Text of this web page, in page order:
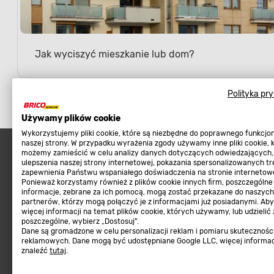
Polityka
Używamy plików cookie
Wykorzystujemy pliki cookie, które są niezbędne do poprawnego
naszej strony. W przypadku wyrażenia zgody używamy inne pliki cookie,
możemy zamieścić w celu analizy danych dotyczących odwiedzających,
ulepszenia naszej strony internetowej, pokazania spersonalizowanych
zapewnienia Państwu wspaniałego doświadczenia na stronie
Ponieważ korzystamy również z plików cookie innych firm, poszczególne
informacje, zebrane za ich pomocą, mogą zostać przekazane do naszych
partnerów, którzy mogą połączyć je z informacjami już posiadanymi.
więcej informacji na temat plików cookie, których używamy, lub udzielić
poszczególne, wybierz „Dostosuj”.
Dane są gromadzone w celu personalizacji reklam i pomiaru
reklamowych. Dane mogą być udostępniane Google LLC, więcej
znaleźć tutaj.
Jak wyciszyć mieszkanie lub dom?
Najpopularniejsze
Meble ogrodowe
Kosiarki, kosy, podkaszarki
Narzędzia do pielęgnacji gleby
Sklep internetowy
Metody płatności
Zwroty sklep
Program lojalnościowy